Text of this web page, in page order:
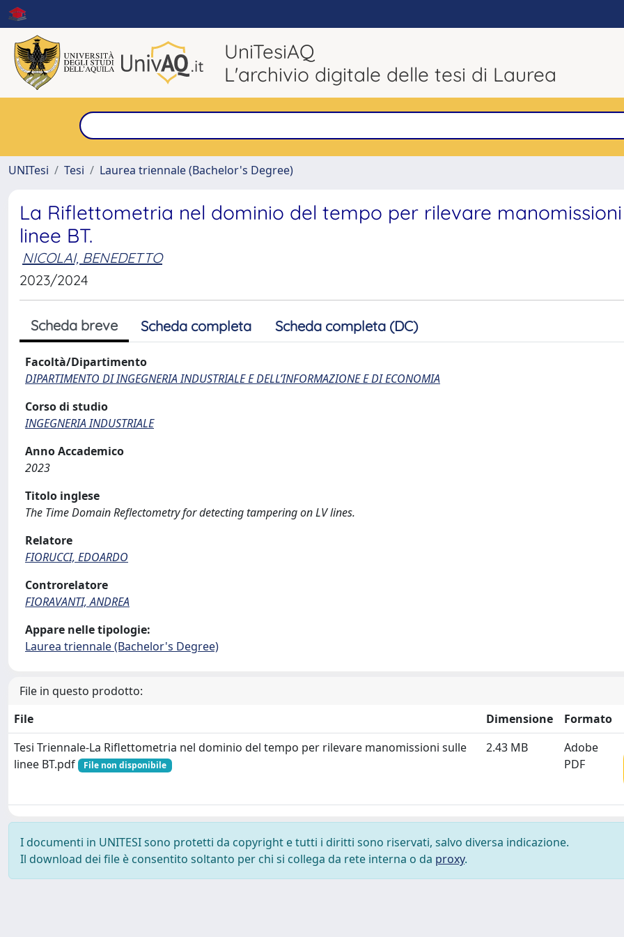
UniTesiAQ
L'archivio digitale delle tesi di Laurea
UNITesi
Tesi Laurea triennale (Bachelor's Degree)
La Riflettometria nel dominio del tempo per rilevare manomissioni
linee BT.
NICOLAI, BENEDETTO
2023/2024
Scheda breve Scheda completa Scheda completa (DC)
Facoltà/Dipartimento
DIPARTIMENTO DI INGEGNERIA INDUSTRIALE E DELL’INFORMAZIONE E DI ECONOMIA
Corso di studio
INGEGNERIA INDUSTRIALE
Anno Accademico
2023
Titolo inglese
The Time Domain Reflectometry for detecting tampering on LV lines.
Relatore
FIORUCCI, EDOARDO
Controrelatore
FIORAVANTI, ANDREA
Appare nelle tipologie:
Laurea triennale (Bachelor's Degree)
File in questo prodotto:
File
Dimensione
Formato
Tesi Triennale-La Riflettometria nel dominio del tempo per rilevare manomissioni sulle
linee BT.pdf
File non disponibile
2.43 MB
Adobe
PDF
I documenti in UNITESI sono protetti da copyright e tutti i diritti sono riservati, salvo diversa indicazione.
Il download dei file è consentito soltanto per chi si collega da rete interna o da proxy.